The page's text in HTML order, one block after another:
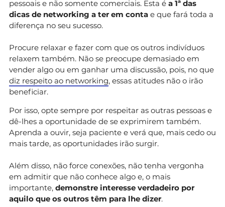
pessoais e não somente comerciais. Esta é a 1ª das
dicas de networking a ter em conta e que fará toda a
diferença no seu sucesso.
Procure relaxar e fazer com que os outros indivíduos
relaxem também. Não se preocupe demasiado em
vender algo ou em ganhar uma discussão, pois, no que
diz respeito ao networking, essas atitudes não o irão
beneficiar.
Por isso, opte sempre por respeitar as outras pessoas e
dê-lhes a oportunidade de se exprimirem também.
Aprenda a ouvir, seja paciente e verá que, mais cedo ou
mais tarde, as oportunidades irão surgir.
Além disso, não force conexões, não tenha vergonha
em admitir que não conhece algo e, o mais
importante, demonstre interesse verdadeiro por
aquilo que os outros têm para lhe dizer.